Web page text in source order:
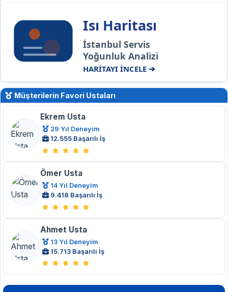
Isı Haritası
İstanbul Servis
Yoğunluk Analizi
HARİTAYI İNCELE ➔
Müşterilerin Favori Ustaları
Ekrem Usta
29 Yıl Deneyim
12.555 Başarılı İş
Ömer Usta
14 Yıl Deneyim
9.418 Başarılı İş
Ahmet Usta
13 Yıl Deneyim
15.713 Başarılı İş